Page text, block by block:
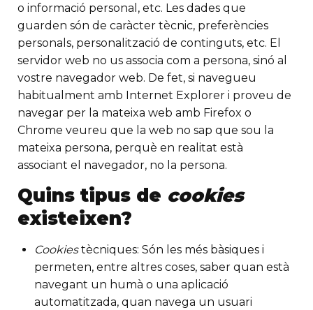
o informació personal, etc. Les dades que
guarden són de caràcter tècnic, preferències
personals, personalització de continguts, etc. El
servidor web no us associa com a persona, sinó al
vostre navegador web. De fet, si navegueu
habitualment amb Internet Explorer i proveu de
navegar per la mateixa web amb Firefox o
Chrome veureu que la web no sap que sou la
mateixa persona, perquè en realitat està
associant el navegador, no la persona.
Quins tipus de cookies
existeixen?
Cookiestècniques: Són les més bàsiques i
permeten, entre altres coses, saber quan està
navegant un humà o una aplicació
automatitzada, quan navega un usuari